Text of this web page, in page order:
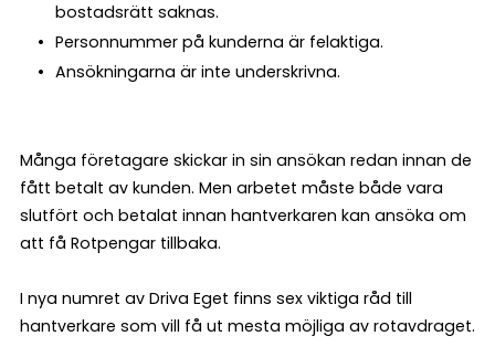
bostadsrätt saknas.
Personnummer på kunderna är felaktiga.
Ansökningarna är inte underskrivna.
Många företagare skickar in sin ansökan redan innan de
fått betalt av kunden. Men arbetet måste både vara
slutfört och betalat innan hantverkaren kan ansöka om
att få Rotpengar tillbaka.
I nya numret av Driva Eget finns sex viktiga råd till
hantverkare som vill få ut mesta möjliga av rotavdraget.